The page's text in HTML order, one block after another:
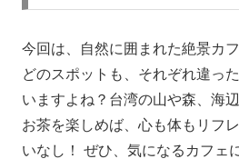
今回は、自然に囲まれた絶景カ
どのスポットも、それぞれ違っ
いますよね？台湾の山や森、海
お茶を楽しめば、心も体もリフ
いなし！ ぜひ、気になるカフェ